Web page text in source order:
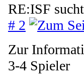
RE:ISF
# 2
Zur
3-4 Spieler